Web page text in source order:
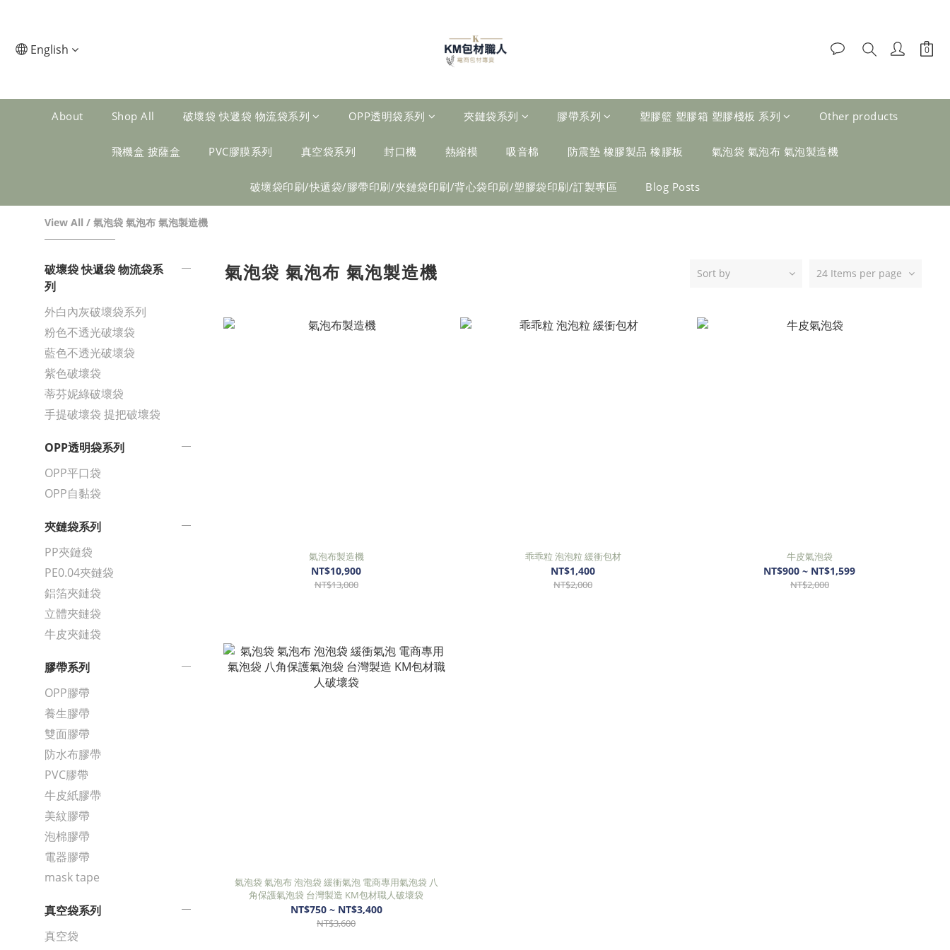
English
About Shop All 破壞袋 快遞袋 物流袋系列 OPP透明袋系列 夾鏈袋系列 膠帶系列 塑膠籃 塑膠箱 塑膠棧板 系列 Other products
飛機盒 披薩盒 PVC膠膜系列 真空袋系列 封口機 熱縮模 吸音棉 防震墊 橡膠製品 橡膠板 氣泡袋 氣泡布 氣泡製造機
破壞袋印刷/快遞袋/膠帶印刷/夾鏈袋印刷/背心袋印刷/塑膠袋印刷/訂製專區 Blog Posts
View All / 氣泡袋 氣泡布 氣泡製造機
破壞袋 快遞袋 物流袋系
列
外白內灰破壞袋系列
粉色不透光破壞袋
藍色不透光破壞袋
紫色破壞袋
蒂芬妮綠破壞袋
手提破壞袋 提把破壞袋
OPP透明袋系列
OPP平口袋
OPP自黏袋
夾鏈袋系列
PP夾鏈袋
PE0.04夾鏈袋
鋁箔夾鏈袋
立體夾鏈袋
牛皮夾鏈袋
膠帶系列
OPP膠帶
養生膠帶
雙面膠帶
防水布膠帶
PVC膠帶
牛皮紙膠帶
美紋膠帶
泡棉膠帶
電器膠帶
mask tape
真空袋系列
真空袋
氣泡袋 氣泡布 氣泡製造機 Sort by 24 Items per page
氣泡布製造機
NT$10,900
NT$13,000
乖乖粒 泡泡粒 緩衝包材
NT$1,400
NT$2,000
牛皮氣泡袋
NT$900 ~ NT$1,599
NT$2,000
氣泡袋 氣泡布 泡泡袋 緩衝氣泡 電商專用氣泡袋 八
角保護氣泡袋 台灣製造 KM包材職人破壞袋
NT$750 ~ NT$3,400
NT$3,600